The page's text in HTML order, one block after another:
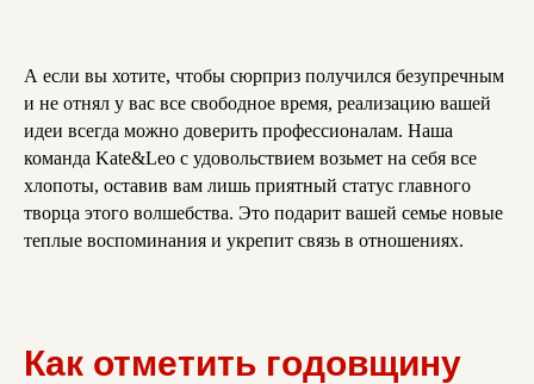
А если вы хотите, чтобы сюрприз получился безупречным
и не отнял у вас все свободное время, реализацию вашей
идеи всегда можно доверить профессионалам. Наша
команда Kate&Leo с удовольствием возьмет на себя все
хлопоты, оставив вам лишь приятный статус главного
творца этого волшебства. Это подарит вашей семье новые
теплые воспоминания и укрепит связь в отношениях.
Как отметить годовщину